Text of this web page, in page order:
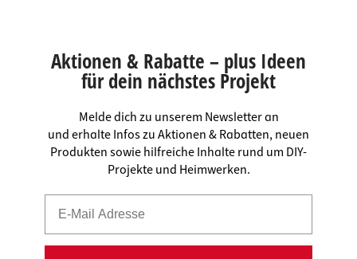
Aktionen & Rabatte – plus Ideen
für dein nächstes Projekt
Melde dich zu unserem Newsletter an
und erhalte Infos zu Aktionen & Rabatten, neuen
Produkten sowie hilfreiche Inhalte rund um DIY-
Projekte und Heimwerken.